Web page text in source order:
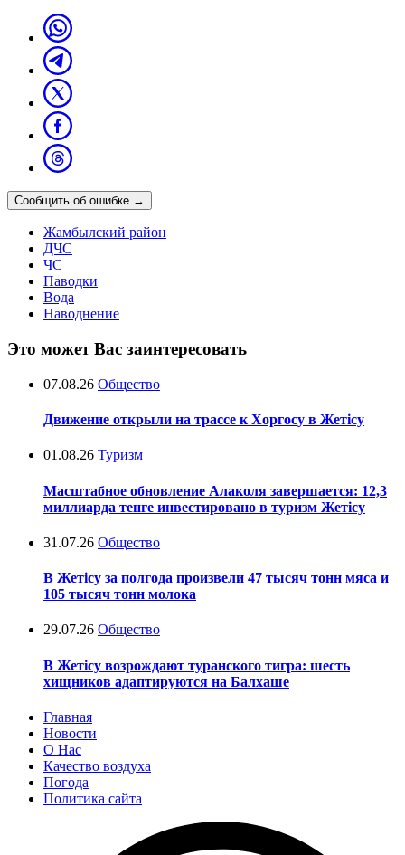
Сообщить об ошибке →
Жамбылский район
ДЧС
ЧС
Паводки
Вода
Наводнение
Это может Вас заинтересовать
07.08.26 Общество
Движение открыли на трассе к Хоргосу в Жетісу
01.08.26 Туризм
Масштабное обновление Алаколя завершается: 12,3
миллиарда тенге инвестировано в туризм Жетісу
31.07.26 Общество
В Жетісу за полгода произвели 47 тысяч тонн мяса и
105 тысяч тонн молока
29.07.26 Общество
В Жетісу возрождают туранского тигра: шесть
хищников адаптируются на Балхаше
Главная
Новости
О Нас
Качество воздуха
Погода
Политика сайта